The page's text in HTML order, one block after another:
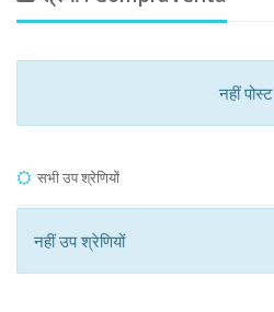
नहीं पोस्ट
सभी उप श्रेणियों
नहीं उप श्रेणियों